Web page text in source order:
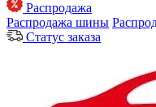
Распродажа
Распродажа шины
Статус заказа